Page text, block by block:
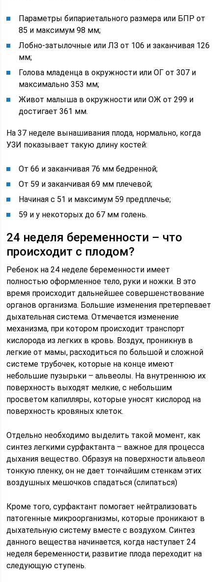
Параметры бипариетального размера или БПР от
85 и максимум 98 мм;
Лобно-затылочные или ЛЗ от 106 и заканчивая 126
мм;
Голова младенца в окружности или ОГ от 307 и
максимально 353 мм;
Живот малыша в окружности или ОЖ от 299 и
достигает 361 мм.
На 37 неделе вынашивания плода, нормально, когда
УЗИ показывает такую длину костей:
От 66 и заканчивая 76 мм бедренной;
От 59 и заканчивая 69 мм плечевой;
Начиная с 51 и максимум 59 предплечье;
59 и у некоторых до 67 мм голень.
24 неделя беременности – что
происходит с плодом?
Ребенок на 24 неделе беременности имеет
полностью оформленное тело, руки и ножки. В это
время происходит дальнейшее совершенствование
органов организма. Большие изменения претерпевает
дыхательная система. Отмечается изменение
механизма, при котором происходит транспорт
кислорода из легких в кровь. Воздух, проникнув в
легкие от мамы, расходиться по большой и сложной
системе трубочек, которые на конце имеют
небольшие пузырьки – альвеолы. На внутреннюю их
поверхность выходят мелкие, с небольшим
просветом капилляры, которые уносят кислород на
поверхность кровяных клеток.
Отдельно необходимо выделить такой момент, как
синтез легкими сурфактанта – важное для процесса
дыхания вещество. Образуя на поверхности альвеол
тонкую пленку, он не дает тончайшим стенкам этих
воздушных мешочков спадаться (слипаться)
Кроме того, сурфактант помогает нейтрализовать
патогенные микроорганизмы, которые проникают в
дыхательную систему вместе с воздухом. Синтез
данного вещества начинается, когда наступает 24
неделя беременности, развитие плода переходит на
следующую ступень.